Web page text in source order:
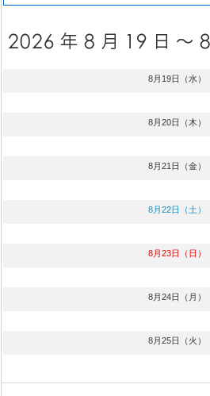
8月19日（水）
8月20日（木）
8月21日（金）
8月22日（土）
8月23日（日）
8月24日（月）
8月25日（火）